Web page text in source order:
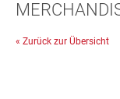
« Zurück zur Übersicht